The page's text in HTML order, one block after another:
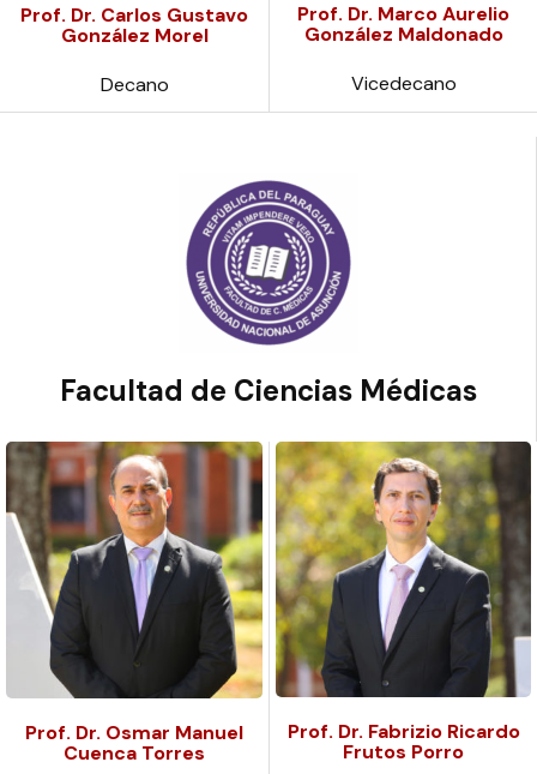
Prof. Dr. Carlos Gustavo
González Morel
Decano
Prof. Dr. Marco Aurelio
González Maldonado
Vicedecano
Facultad de Ciencias Médicas
Prof. Dr. Osmar Manuel
Cuenca Torres
Prof. Dr. Fabrizio Ricardo
Frutos Porro